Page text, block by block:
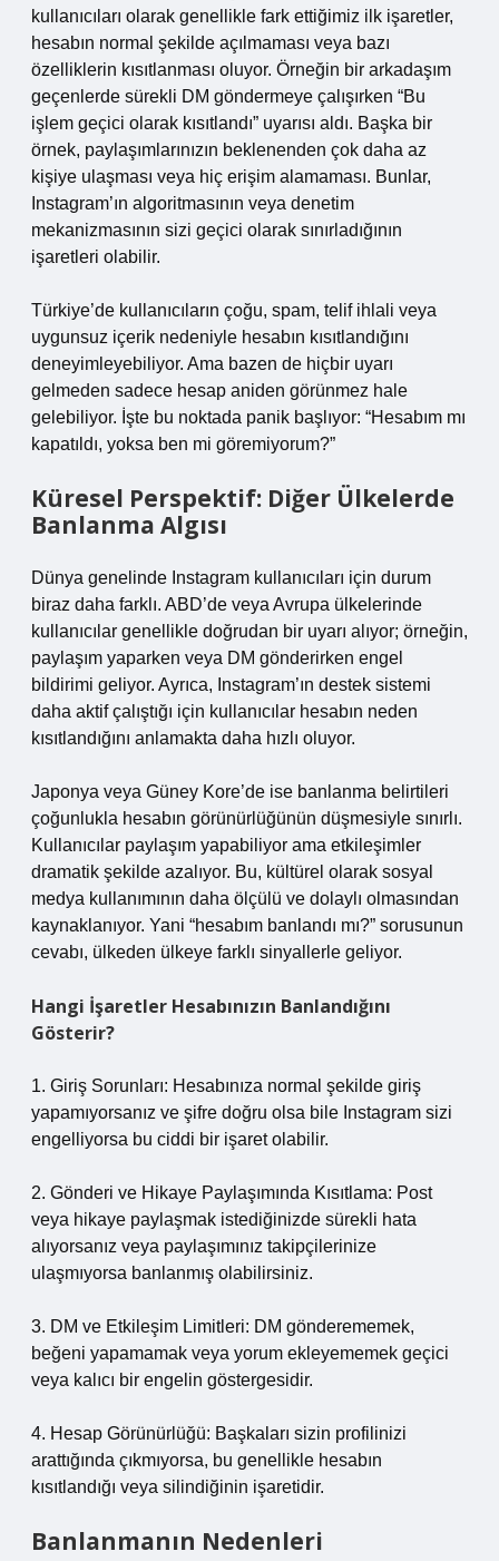
kullanıcıları olarak genellikle fark ettiğimiz ilk işaretler,
hesabın normal şekilde açılmaması veya bazı
özelliklerin kısıtlanması oluyor. Örneğin bir arkadaşım
geçenlerde sürekli DM göndermeye çalışırken “Bu
işlem geçici olarak kısıtlandı” uyarısı aldı. Başka bir
örnek, paylaşımlarınızın beklenenden çok daha az
kişiye ulaşması veya hiç erişim alamaması. Bunlar,
Instagram’ın algoritmasının veya denetim
mekanizmasının sizi geçici olarak sınırladığının
işaretleri olabilir.
Türkiye’de kullanıcıların çoğu, spam, telif ihlali veya
uygunsuz içerik nedeniyle hesabın kısıtlandığını
deneyimleyebiliyor. Ama bazen de hiçbir uyarı
gelmeden sadece hesap aniden görünmez hale
gelebiliyor. İşte bu noktada panik başlıyor: “Hesabım mı
kapatıldı, yoksa ben mi göremiyorum?”
Küresel Perspektif: Diğer Ülkelerde
Banlanma Algısı
Dünya genelinde Instagram kullanıcıları için durum
biraz daha farklı. ABD’de veya Avrupa ülkelerinde
kullanıcılar genellikle doğrudan bir uyarı alıyor; örneğin,
paylaşım yaparken veya DM gönderirken engel
bildirimi geliyor. Ayrıca, Instagram’ın destek sistemi
daha aktif çalıştığı için kullanıcılar hesabın neden
kısıtlandığını anlamakta daha hızlı oluyor.
Japonya veya Güney Kore’de ise banlanma belirtileri
çoğunlukla hesabın görünürlüğünün düşmesiyle sınırlı.
Kullanıcılar paylaşım yapabiliyor ama etkileşimler
dramatik şekilde azalıyor. Bu, kültürel olarak sosyal
medya kullanımının daha ölçülü ve dolaylı olmasından
kaynaklanıyor. Yani “hesabım banlandı mı?” sorusunun
cevabı, ülkeden ülkeye farklı sinyallerle geliyor.
Hangi İşaretler Hesabınızın Banlandığını
Gösterir?
1. Giriş Sorunları: Hesabınıza normal şekilde giriş
yapamıyorsanız ve şifre doğru olsa bile Instagram sizi
engelliyorsa bu ciddi bir işaret olabilir.
2. Gönderi ve Hikaye Paylaşımında Kısıtlama: Post
veya hikaye paylaşmak istediğinizde sürekli hata
alıyorsanız veya paylaşımınız takipçilerinize
ulaşmıyorsa banlanmış olabilirsiniz.
3. DM ve Etkileşim Limitleri: DM gönderememek,
beğeni yapamamak veya yorum ekleyememek geçici
veya kalıcı bir engelin göstergesidir.
4. Hesap Görünürlüğü: Başkaları sizin profilinizi
arattığında çıkmıyorsa, bu genellikle hesabın
kısıtlandığı veya silindiğinin işaretidir.
Banlanmanın Nedenleri